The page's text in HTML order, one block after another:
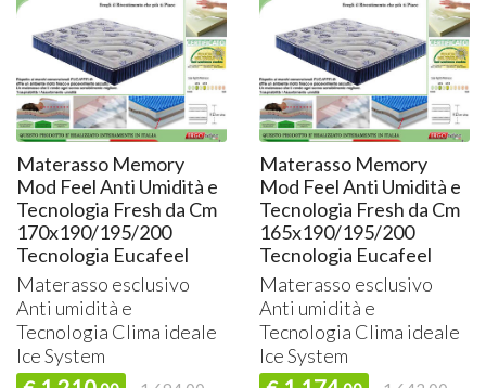
Materasso Memory
Mod Feel Anti Umidità e
Tecnologia Fresh da Cm
170x190/195/200
Tecnologia Eucafeel
Materasso esclusivo
Anti umidità e
Tecnologia Clima ideale
Ice System
Materasso Memory
Mod Feel Anti Umidità e
Tecnologia Fresh da Cm
165x190/195/200
Tecnologia Eucafeel
Materasso esclusivo
Anti umidità e
Tecnologia Clima ideale
Ice System